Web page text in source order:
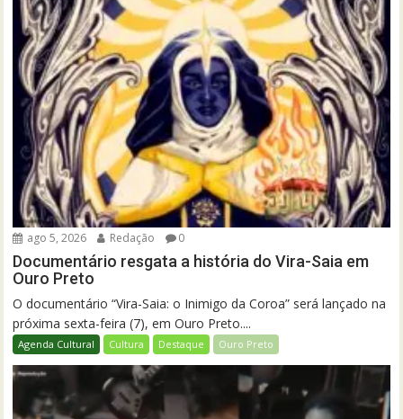
ago 5, 2026 Redação 0
Documentário resgata a história do Vira-Saia em
Ouro Preto
O documentário “Vira-Saia: o Inimigo da Coroa” será lançado na
próxima sexta-feira (7), em Ouro Preto....
Agenda Cultural Cultura Destaque Ouro Preto